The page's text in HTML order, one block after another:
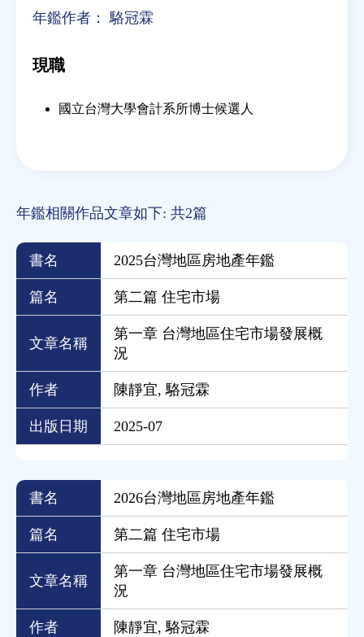
年鑑作者： 駱冠霖
現職
國立台灣大學會計系所博士候選人
年鑑相關作品文章如下: 共2篇
書名 2025台灣地區房地產年鑑
篇名 第二篇 住宅市場
文章名稱
第一章 台灣地區住宅市場發展概
況
作者 陳靜宜, 駱冠霖
出版日期 2025-07
書名 2026台灣地區房地產年鑑
篇名 第二篇 住宅市場
文章名稱
第一章 台灣地區住宅市場發展概
況
作者 陳靜宜, 駱冠霖